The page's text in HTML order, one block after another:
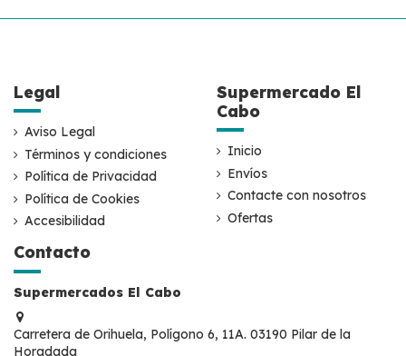
Legal
Aviso Legal
Términos y condiciones
Política de Privacidad
Política de Cookies
Accesibilidad
Supermercado El
Cabo
Inicio
Envíos
Contacte con nosotros
Ofertas
Contacto
Supermercados El Cabo
Carretera de Orihuela, Polígono 6, 11A. 03190 Pilar de la
Horadada